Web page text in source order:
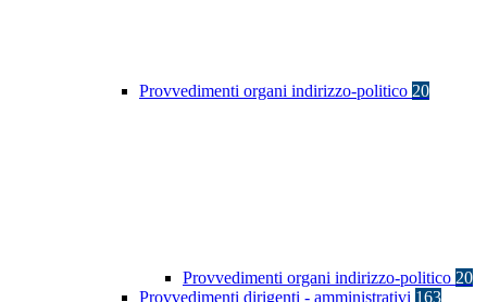
Provvedimenti organi indirizzo-politico 20
Provvedimenti organi indirizzo-politico 20
Provvedimenti dirigenti - amministrativi 163